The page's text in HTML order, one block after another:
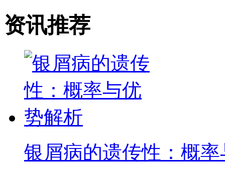
资讯推荐
银屑病的遗传性：概